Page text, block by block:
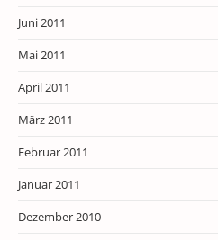
Juni 2011
Mai 2011
April 2011
März 2011
Februar 2011
Januar 2011
Dezember 2010